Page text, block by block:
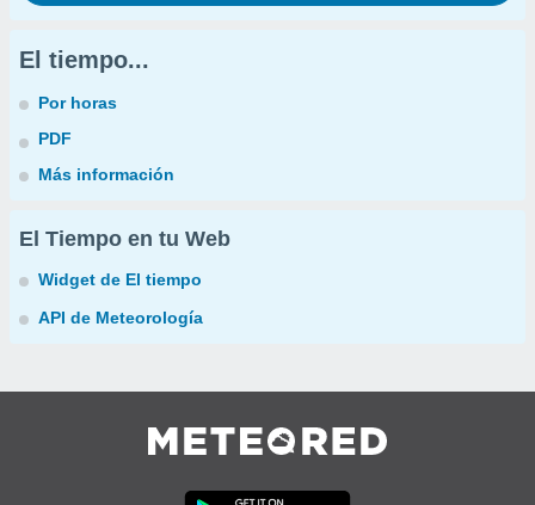
El tiempo...
Por horas
PDF
Más información
El Tiempo en tu Web
Widget de El tiempo
API de Meteorología